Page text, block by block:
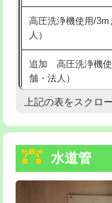
給水管工事※（土の
業)
給水管工事※（塩ビ
用/3ｍまで)
給水管工事※（塩
給水管工事※（ライ
管・ポリ管・HT管
給水管工事※（ラ
高圧洗浄機使用/
人）
追加 高圧洗浄機
舗・法人）
高度高圧洗浄換
トーラー機使用/3m
追加トーラー機使
上記の表をスクロ
水道管